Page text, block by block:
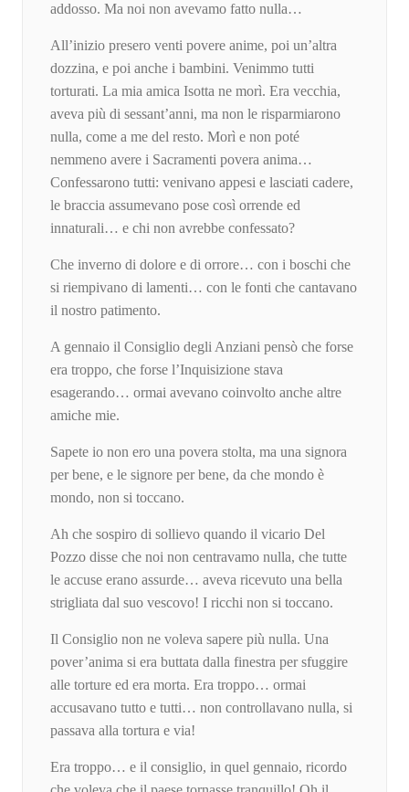
addosso. Ma noi non avevamo fatto nulla…
All’inizio presero venti povere anime, poi un’altra
dozzina, e poi anche i bambini. Venimmo tutti
torturati. La mia amica Isotta ne morì. Era vecchia,
aveva più di sessant’anni, ma non le risparmiarono
nulla, come a me del resto. Morì e non poté
nemmeno avere i Sacramenti povera anima…
Confessarono tutti: venivano appesi e lasciati cadere,
le braccia assumevano pose così orrende ed
innaturali… e chi non avrebbe confessato?
Che inverno di dolore e di orrore… con i boschi che
si riempivano di lamenti… con le fonti che cantavano
il nostro patimento.
A gennaio il Consiglio degli Anziani pensò che forse
era troppo, che forse l’Inquisizione stava
esagerando… ormai avevano coinvolto anche altre
amiche mie.
Sapete io non ero una povera stolta, ma una signora
per bene, e le signore per bene, da che mondo è
mondo, non si toccano.
Ah che sospiro di sollievo quando il vicario Del
Pozzo disse che noi non centravamo nulla, che tutte
le accuse erano assurde… aveva ricevuto una bella
strigliata dal suo vescovo! I ricchi non si toccano.
Il Consiglio non ne voleva sapere più nulla. Una
pover’anima si era buttata dalla finestra per sfuggire
alle torture ed era morta. Era troppo… ormai
accusavano tutto e tutti… non controllavano nulla, si
passava alla tortura e via!
Era troppo… e il consiglio, in quel gennaio, ricordo